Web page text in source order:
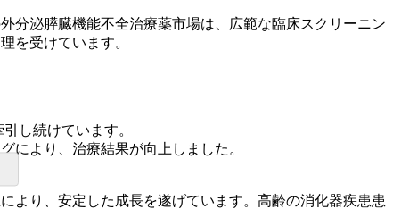
分泌膵臓機能不全治療薬市場は、広範な臨床スクリーニン
を受けています。
し続けています。
により、治療結果が向上しました。
より、安定した成長を遂げています。高齢の消化器疾患患